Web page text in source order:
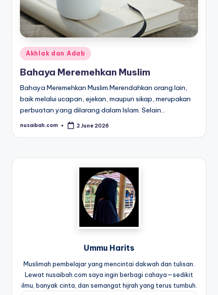
H
S
h
Posted
in
Akhlak dan Adab
Bahaya Meremehkan Muslim
Bahaya Meremehkan Muslim.Merendahkan orang lain,
baik melalui ucapan, ejekan, maupun sikap, merupakan
perbuatan yang dilarang dalam Islam. Selain…
Posted
nusaibah.com 2 June 2026
Ummu Harits
Muslimah pembelajar yang mencintai dakwah dan tulisan.
Lewat nusaibah.com saya ingin berbagi cahaya—sedikit
ilmu, banyak cinta, dan semangat hijrah yang terus tumbuh.